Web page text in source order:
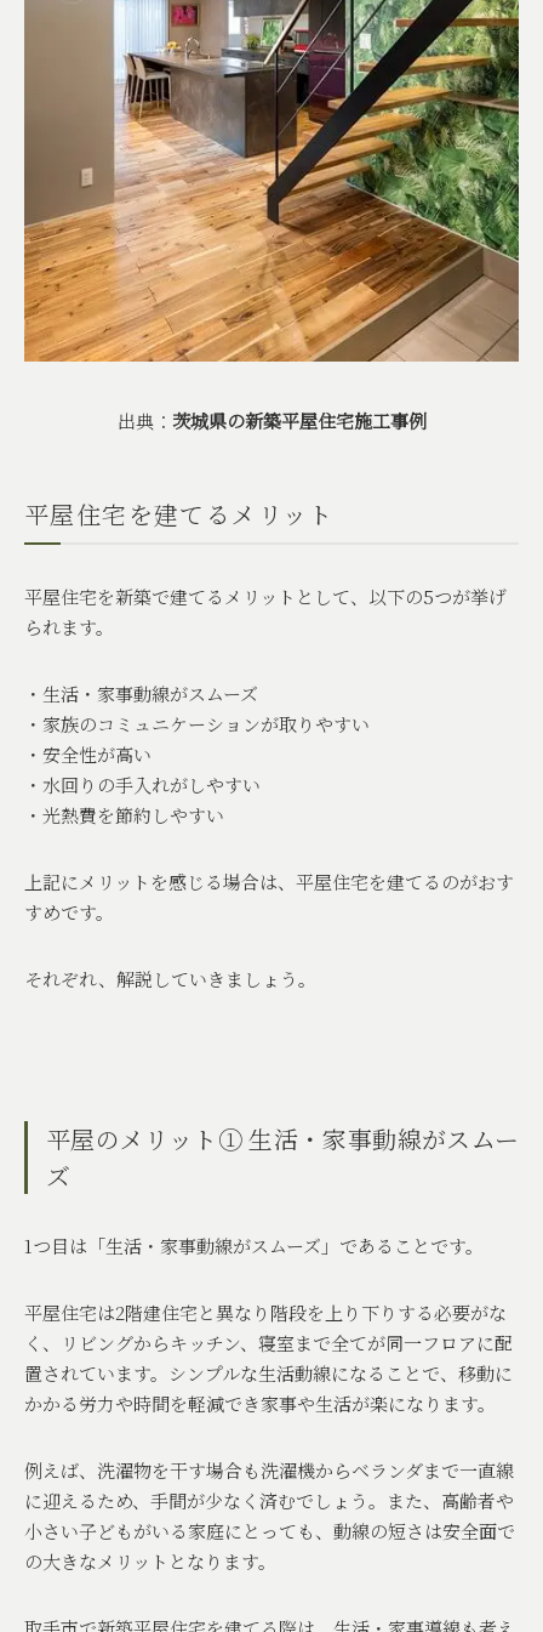
出典： 茨城県の新築平屋住宅施工事例
平屋住宅を建てるメリット
平屋住宅を新築で建てるメリットとして、以下の5つが挙げ
られます。
・生活・家事動線がスムーズ
・家族のコミュニケーションが取りやすい
・安全性が高い
・水回りの手入れがしやすい
・光熱費を節約しやすい
上記にメリットを感じる場合は、平屋住宅を建てるのがおす
すめです。
それぞれ、解説していきましょう。
平屋のメリット① 生活・家事動線がスムー
ズ
1つ目は「生活・家事動線がスムーズ」であることです。
平屋住宅は2階建住宅と異なり階段を上り下りする必要がな
く、リビングからキッチン、寝室まで全てが同一フロアに配
置されています。シンプルな生活動線になることで、移動に
かかる労力や時間を軽減でき家事や生活が楽になります。
例えば、洗濯物を干す場合も洗濯機からベランダまで一直線
に迎えるため、手間が少なく済むでしょう。また、高齢者や
小さい子どもがいる家庭にとっても、動線の短さは安全面で
の大きなメリットとなります。